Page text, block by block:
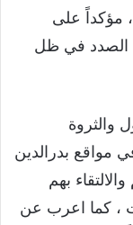
مؤكداً على
الصدد في ظل
والثروة
مواقع بدرالدين
بهم
، كما اعرب عن